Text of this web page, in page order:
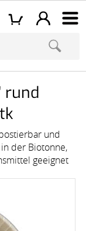
rund
und
der Biotonne,
geeignet